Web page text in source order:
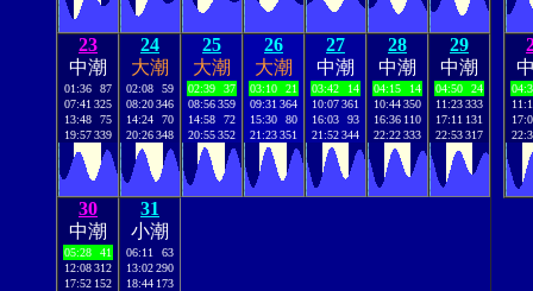
23
中潮
01:36
87
07:41 325
13:48
75
19:57339
24
大潮
02:08
59
08:20346
14:24
70
20:26348
25
大潮
02:39
37
08:56359
14:58
72
20:55352
26
大潮
03:10
21
09:31 364
15:30
80
21:23351
27
中潮
03:42
14
10:07361
16:03
93
21:52344
28
中潮
04:15
14
10:44350
16:36 110
22:22333
29
中潮
04:50
24
11:23333
17:11 131
22:53317
30
中潮
05:28
41
12:08312
17:52 152
31
小潮
06:11
63
13:02290
18:44 173